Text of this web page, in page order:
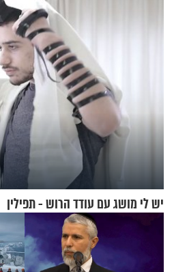
שאפשר לעשות כבר היום
יש לי מושג עם עודד הרוש - תפילין